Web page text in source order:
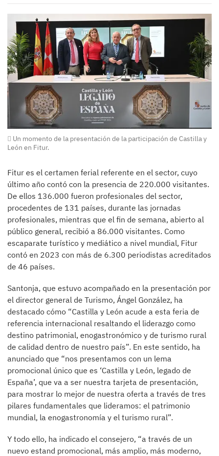
Un momento de la presentación de la participación de Castilla y
León en Fitur.
Fitur es el certamen ferial referente en el sector, cuyo
último año contó con la presencia de 220.000 visitantes.
De ellos 136.000 fueron profesionales del sector,
procedentes de 131 países, durante las jornadas
profesionales, mientras que el fin de semana, abierto al
público general, recibió a 86.000 visitantes. Como
escaparate turístico y mediático a nivel mundial, Fitur
contó en 2023 con más de 6.300 periodistas acreditados
de 46 países.
Santonja, que estuvo acompañado en la presentación por
el director general de Turismo, Ángel González, ha
destacado cómo “Castilla y León acude a esta feria de
referencia internacional resaltando el liderazgo como
destino patrimonial, enogastronómico y de turismo rural
de calidad dentro de nuestro país”. En este sentido, ha
anunciado que “nos presentamos con un lema
promocional único que es ‘Castilla y León, legado de
España’, que va a ser nuestra tarjeta de presentación,
para mostrar lo mejor de nuestra oferta a través de tres
pilares fundamentales que lideramos: el patrimonio
mundial, la enogastronomía y el turismo rural”.
Y todo ello, ha indicado el consejero, “a través de un
nuevo estand promocional, más amplio, más moderno,